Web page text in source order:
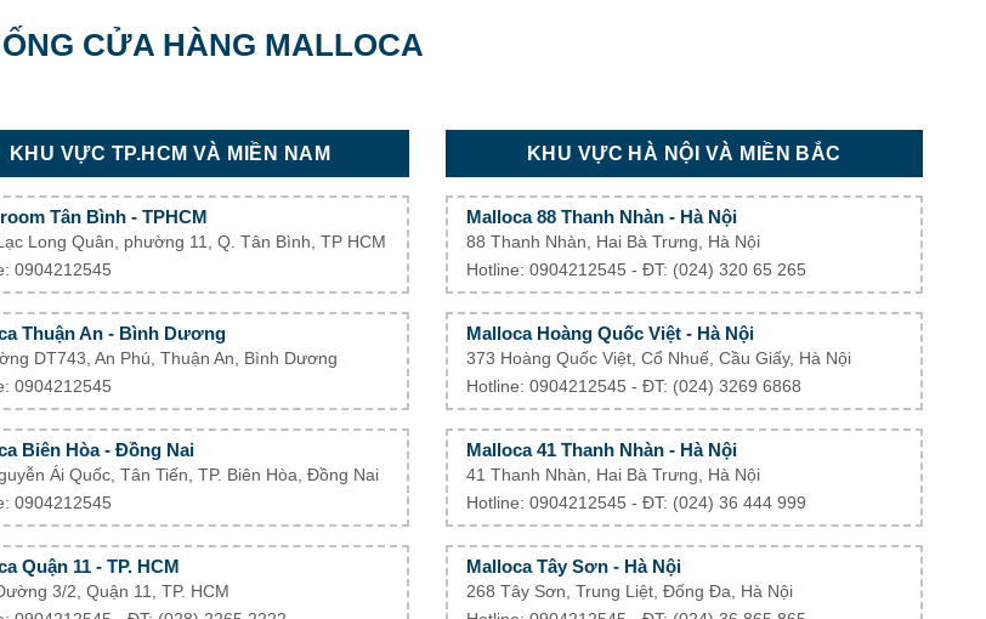
CỬA HÀNG MALLOCA
KHU VỰC TP.HCM VÀ MIỀN NAM
Tân Bình - TPHCM
Long Quân, phường 11, Q. Tân Bình, TP HCM
0904212545
Thuận An - Bình Dương
DT743, An Phú, Thuận An, Bình Dương
0904212545
Biên Hòa - Đồng Nai
Ái Quốc, Tân Tiến, TP. Biên Hòa, Đồng Nai
0904212545
Quận 11 - TP. HCM
3/2, Quận 11, TP. HCM
KHU VỰC HÀ NỘI VÀ MIỀN BẮC
Malloca 88 Thanh Nhàn - Hà Nội
88 Thanh Nhàn, Hai Bà Trưng, Hà Nội
Hotline: 0904212545 - ĐT: (024) 320 65 265
Malloca Hoàng Quốc Việt - Hà Nội
373 Hoàng Quốc Việt, Cổ Nhuế, Cầu Giấy, Hà Nội
Hotline: 0904212545 - ĐT: (024) 3269 6868
Malloca 41 Thanh Nhàn - Hà Nội
41 Thanh Nhàn, Hai Bà Trưng, Hà Nội
Hotline: 0904212545 - ĐT: (024) 36 444 999
Malloca Tây Sơn - Hà Nội
268 Tây Sơn, Trung Liệt, Đống Đa, Hà Nội